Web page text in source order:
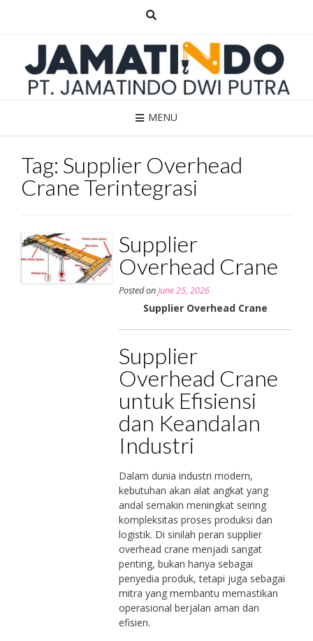
MENU
Tag: Supplier Overhead
Crane Terintegrasi
Supplier
Overhead Crane
Posted onJune 25, 2026
Supplier Overhead Crane
Supplier
Overhead Crane
untuk Efisiensi
dan Keandalan
Industri
Dalam dunia industri modern,
kebutuhan akan alat angkat yang
andal semakin meningkat seiring
kompleksitas proses produksi dan
logistik. Di sinilah peran supplier
overhead crane menjadi sangat
penting, bukan hanya sebagai
penyedia produk, tetapi juga sebagai
mitra yang membantu memastikan
operasional berjalan aman dan
efisien.